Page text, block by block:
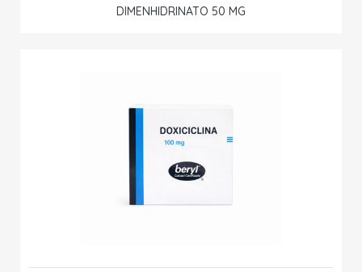
DIMENHIDRINATO 50 MG